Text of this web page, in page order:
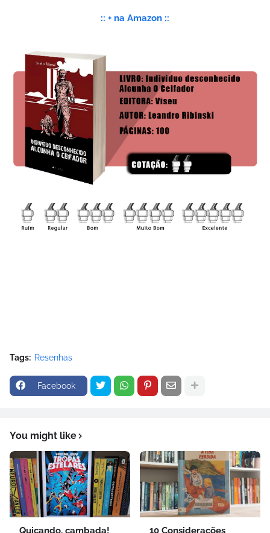
:: + na Amazon ::
Tags: Resenhas
Facebook
You might like
Quicando, cambada! 10 Considerações